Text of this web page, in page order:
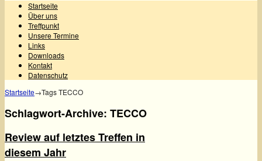
Startseite
Über uns
Treffpunkt
Unsere Termine
Links
Downloads
Kontakt
Datenschutz
Startseite→TagsTECCO
Schlagwort-Archive: TECCO
Review auf letztes Treffen in
diesem Jahr